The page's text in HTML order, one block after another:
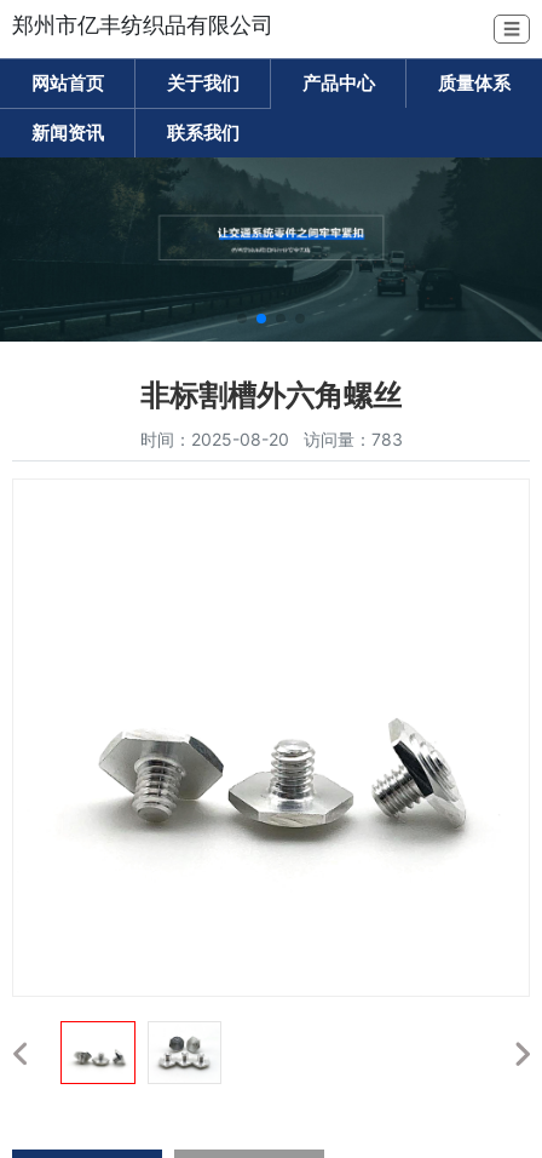
郑州市亿丰纺织品有限公司 ☰
网站首页 关于我们 产品中心 质量体系
新闻资讯 联系我们
非标割槽外六角螺丝
时间：2025-08-20 访问量：783